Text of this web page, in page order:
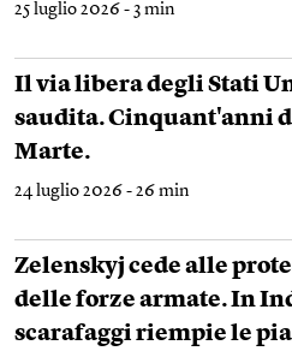
25 luglio 2026 - 3 min
Il via libera degli Stati
saudita. Cinquant'anni
Marte.
24 luglio 2026 - 26 min
Zelenskyj cede alle
delle forze armate. In
scarafaggi riempie le